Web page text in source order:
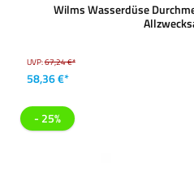
Wilms Wasserdüse
UVP:67,24 €*
58,36 €*
- 25%